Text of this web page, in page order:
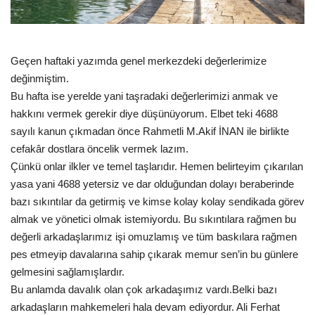
Gündem
Tekno Bilim
Ekonomi
Siyaset
Galeriler
Yaşam
Künye
Sağlık
Geçen haftaki yazımda genel merkezdeki değerlerimize
değinmiştim.
Bu hafta ise yerelde yani taşradaki değerlerimizi anmak ve
hakkını vermek gerekir diye düşünüyorum. Elbet teki 4688
sayılı kanun çıkmadan önce Rahmetli M.Akif İNAN ile birlikte
cefakâr dostlara öncelik vermek lazım.
Çünkü onlar ilkler ve temel taşlarıdır. Hemen belirteyim çıkarılan
yasa yani 4688 yetersiz ve dar olduğundan dolayı beraberinde
bazı sıkıntılar da getirmiş ve kimse kolay kolay sendikada görev
almak ve yönetici olmak istemiyordu. Bu sıkıntılara rağmen bu
değerli arkadaşlarımız işi omuzlamış ve tüm baskılara rağmen
pes etmeyip davalarına sahip çıkarak memur sen’in bu günlere
gelmesini sağlamışlardır.
Bu anlamda davalık olan çok arkadaşımız vardı.Belki bazı
arkadaşların mahkemeleri hala devam ediyordur. Ali Ferhat